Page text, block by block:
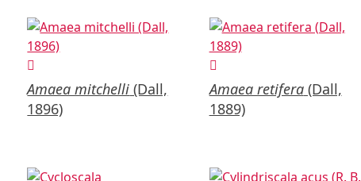
Amaea mitchelli (Dall,
1896)
Amaea retifera(Dall,
1889)